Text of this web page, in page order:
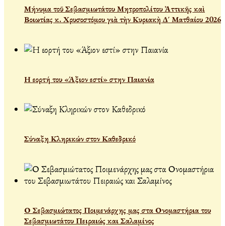
Μήνυμα τοῦ Σεβασμιωτάτου Μητροπολίτου Ἀττικῆς καὶ
Βοιωτίας κ. Χρυσοστόμου γιὰ τὴν Κυριακὴ Δ´ Ματθαίου 2026
Η εορτή του «Άξιον εστί» στην Παιανία
Σύναξη Κληρικών στον Καθεδρικό
Ο Σεβασμιώτατος Ποιμενάρχης μας στα Ονομαστήρια του
Σεβασμιωτάτου Πειραιώς και Σαλαμίνος